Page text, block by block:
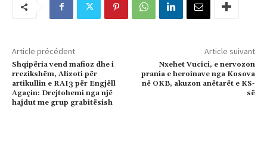
Article précédent
Shqipëria vend mafioz dhe i
rrezikshëm, Alizoti për
artikullin e RAI3 për Engjëll
Agaçin: Drejtohemi nga një
hajdut me grup grabitësish
Article suivant
Nxehet Vucici, e nervozon
prania e heroinave nga Kosova
në OKB, akuzon anëtarët e KS-
së